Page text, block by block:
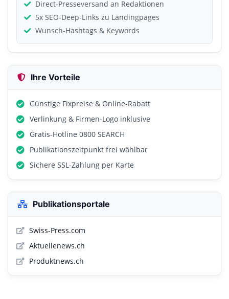
Direct-Presseversand an Redaktionen
5x SEO-Deep-Links zu Landingpages
Wunsch-Hashtags & Keywords
Ihre Vorteile
Günstige Fixpreise & Online-Rabatt
Verlinkung & Firmen-Logo inklusive
Gratis-Hotline 0800 SEARCH
Publikationszeitpunkt frei wählbar
Sichere SSL-Zahlung per Karte
Publikationsportale
Swiss-Press.com
Aktuellenews.ch
Produktnews.ch